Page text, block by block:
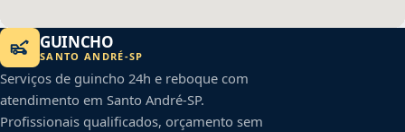
GUINCHO
SANTO ANDRÉ-SP
Serviços de guincho 24h e reboque com
atendimento em Santo André-SP.
Profissionais qualificados, orçamento sem